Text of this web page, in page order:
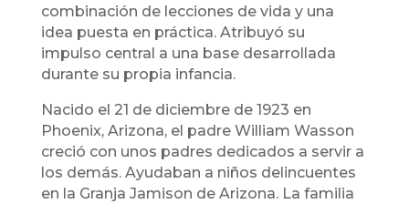
combinación de lecciones de vida y una
idea puesta en práctica. Atribuyó su
impulso central a una base desarrollada
durante su propia infancia.
Nacido el 21 de diciembre de 1923 en
Phoenix, Arizona, el padre William Wasson
creció con unos padres dedicados a servir a
los demás. Ayudaban a niños delincuentes
en la Granja Jamison de Arizona. La familia